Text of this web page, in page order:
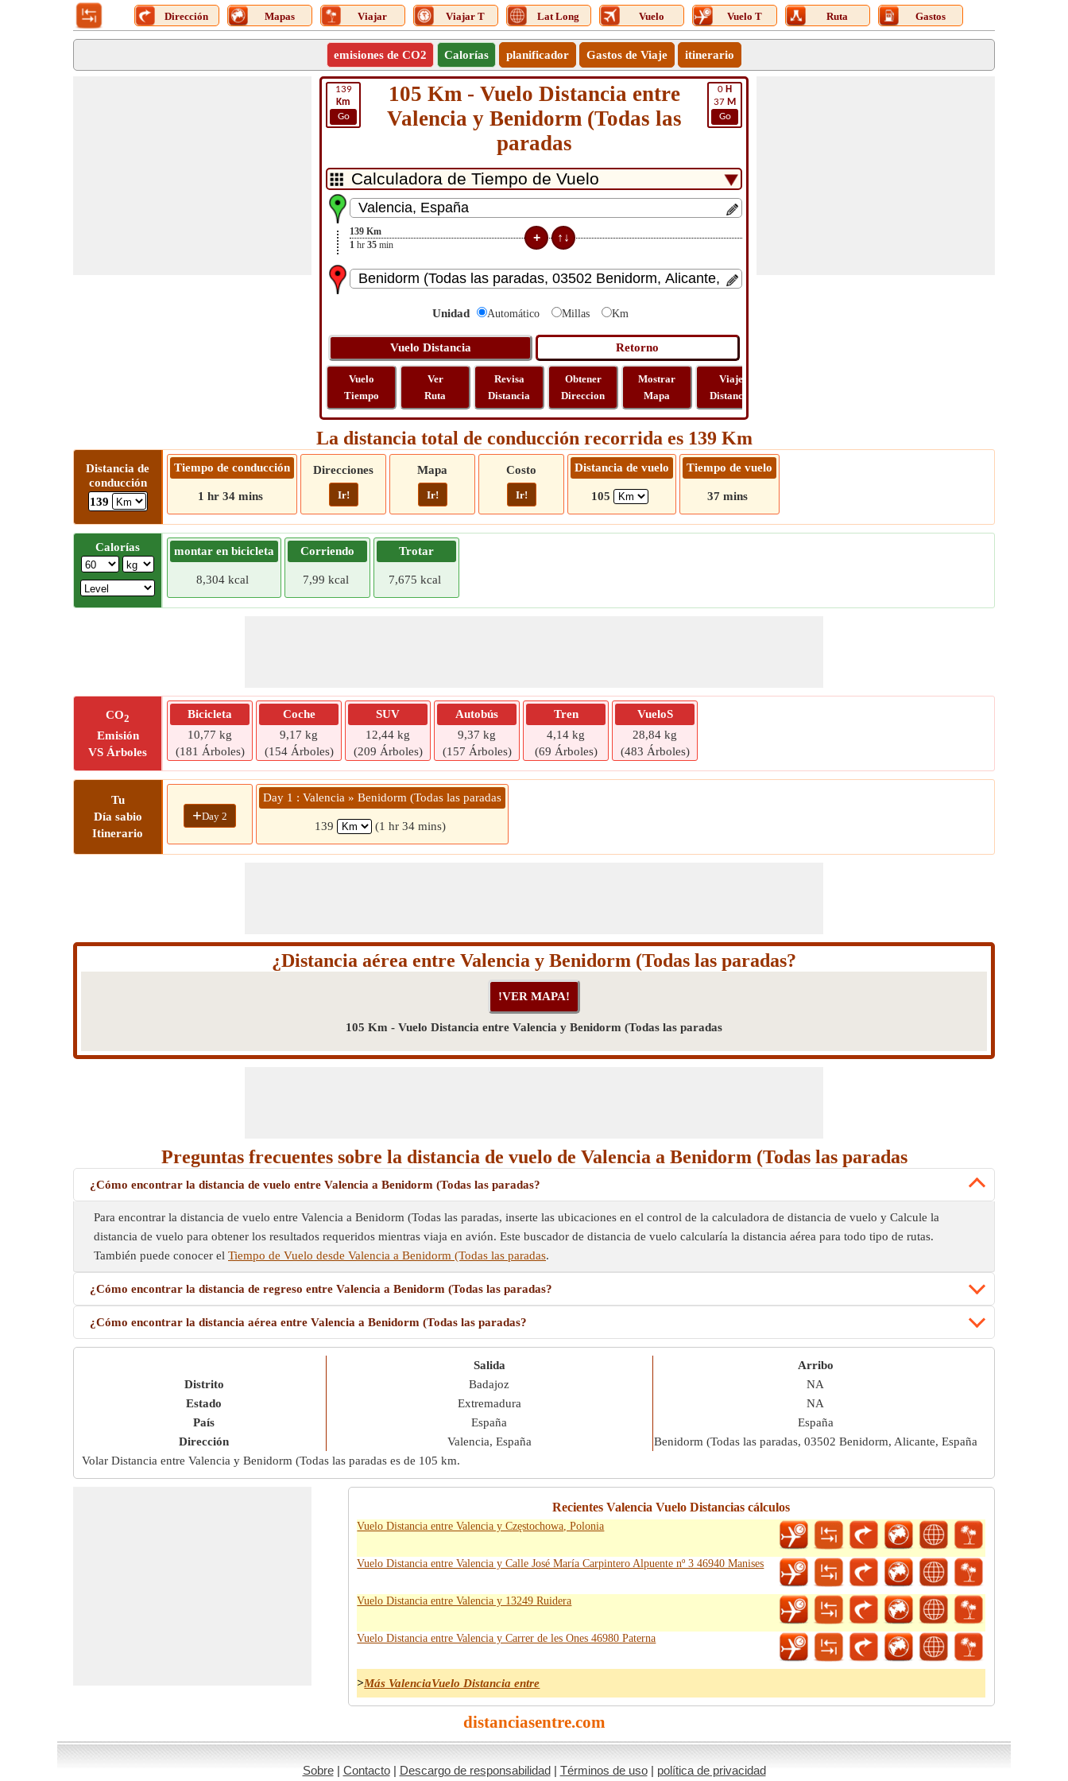
Dirección Mapas Viajar Viajar T Lat Long Vuelo Vuelo T Ruta Gastos
emisiones de CO2 Calorías planificador Gastos de Viaje itinerario
139
Km
Go
0 H
37 M
Go
105 Km - Vuelo Distancia entre
Valencia y Benidorm (Todas las
paradas
139 Km
1 hr 35 min
Unidad Automático Millas Km
Vuelo
Tiempo
Ver
Ruta
Revisa
Distancia
Obtener
Direccion
Mostrar
Mapa
Viaje
Distancia
La distancia total de conducción recorrida es 139 Km
Distancia de
conducción
139
Tiempo de conducción
1 hr 34 mins
Direcciones
Ir!
Mapa
Ir!
Costo
Ir!
Distancia de vuelo
105
Tiempo de vuelo
37 mins
Calorías montar en bicicleta
8,304 kcal
Corriendo
7,99 kcal
Trotar
7,675 kcal
CO2
Emisión
VS Árboles
Bicicleta
10,77 kg
(181 Árboles)
Coche
9,17 kg
(154 Árboles)
SUV
12,44 kg
(209 Árboles)
Autobús
9,37 kg
(157 Árboles)
Tren
4,14 kg
(69 Árboles)
VueloS
28,84 kg
(483 Árboles)
Tu
Día sabio
Itinerario
+Day 2
Day 1 : Valencia » Benidorm (Todas las paradas
139 (1 hr 34 mins)
¿Distancia aérea entre Valencia y Benidorm (Todas las paradas?
105 Km - Vuelo Distancia entre Valencia y Benidorm (Todas las paradas
Preguntas frecuentes sobre la distancia de vuelo de Valencia a Benidorm (Todas las paradas
¿Cómo encontrar la distancia de vuelo entre Valencia a Benidorm (Todas las paradas?
Para encontrar la distancia de vuelo entre Valencia a Benidorm (Todas las paradas, inserte las ubicaciones en el control de la calculadora de distancia de vuelo y Calcule la
distancia de vuelo para obtener los resultados requeridos mientras viaja en avión. Este buscador de distancia de vuelo calcularía la distancia aérea para todo tipo de rutas.
También puede conocer el Tiempo de Vuelo desde Valencia a Benidorm (Todas las paradas.
¿Cómo encontrar la distancia de regreso entre Valencia a Benidorm (Todas las paradas?
¿Cómo encontrar la distancia aérea entre Valencia a Benidorm (Todas las paradas?
Distrito
Estado
País
Dirección
Salida
Badajoz
Extremadura
España
Valencia, España
Arribo
NA
NA
España
Benidorm (Todas las paradas, 03502 Benidorm, Alicante, España
Volar Distancia entre Valencia y Benidorm (Todas las paradas es de 105 km.
Recientes Valencia Vuelo Distancias cálculos
Vuelo Distancia entre Valencia y Częstochowa, Polonia
Vuelo Distancia entre Valencia y Calle José María Carpintero Alpuente nº 3 46940 Manises
Vuelo Distancia entre Valencia y 13249 Ruidera
Vuelo Distancia entre Valencia y Carrer de les Ones 46980 Paterna
>Más ValenciaVuelo Distancia entre
distanciasentre.com
Sobre| Contacto| Descargo de responsabilidad| Términos de uso| política de privacidad